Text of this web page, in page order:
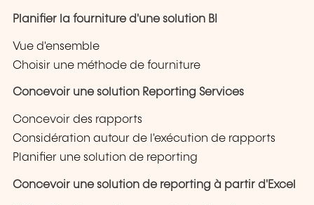
Planifier la fourniture d'une solution BI
Vue d'ensemble
Choisir une méthode de fourniture
Concevoir une solution Reporting Services
Concevoir des rapports
Considération autour de l'exécution de rapports
Planifier une solution de reporting
Concevoir une solution de reporting à partir d'Excel